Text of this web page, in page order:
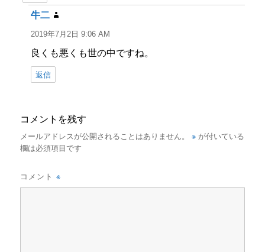
牛二
り:
2019年7月2日 9:06 AM
良くも悪くも世の中ですね。
返信
コメントを残す
メールアドレスが公開されることはありません。 ※ が付いている
欄は必須項目です
コメント※